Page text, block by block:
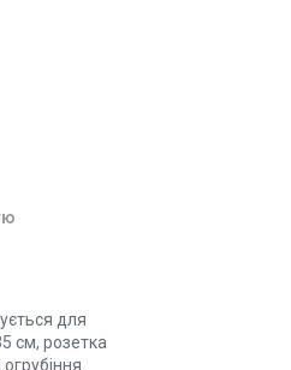
для
см, розетка